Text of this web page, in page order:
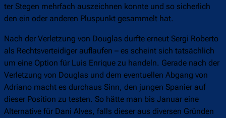
ter Stegen mehrfach auszeichnen konnte und so sicherlich
den ein oder anderen Pluspunkt gesammelt hat.
Nach der Verletzung von Douglas durfte erneut Sergi Roberto
als Rechtsverteidiger auflaufen – es scheint sich tatsächlich
um eine Option für Luis Enrique zu handeln. Gerade nach der
Verletzung von Douglas und dem eventuellen Abgang von
Adriano macht es durchaus Sinn, den jungen Spanier auf
dieser Position zu testen. So hätte man bis Januar eine
Alternative für Dani Alves, falls dieser aus diversen Gründen